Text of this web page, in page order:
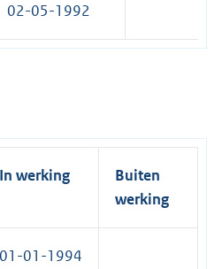
02-05-1992
In werking
Buiten
werking
01-01-1994